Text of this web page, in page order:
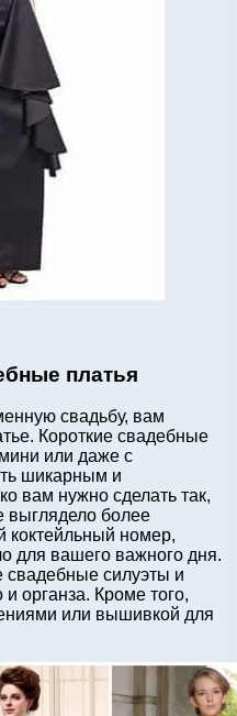
платья
свадьбу, вам
Короткие свадебные
или даже с
шикарным и
вам нужно сделать так,
выглядело более
коктейльный номер,
для вашего важного дня.
свадебные силуэты и
и органза. Кроме того,
или вышивкой для